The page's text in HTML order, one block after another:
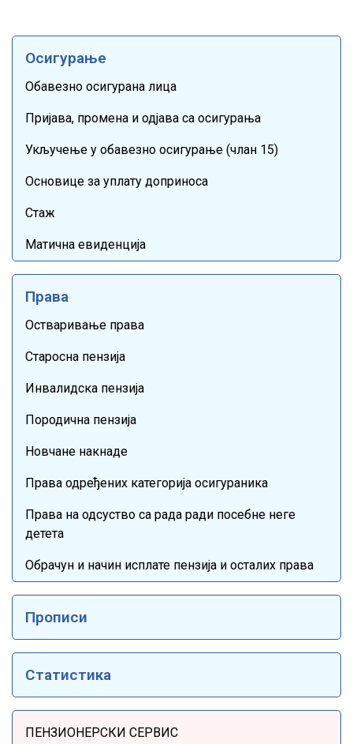
Осигурање
Обавезно осигурана лица
Пријава, промена и одјава са осигурања
Укључење у обавезно осигурање (члан 15)
Основице за уплату доприноса
Стаж
Матична евиденција
Права
Остваривање права
Старосна пензија
Инвалидска пензија
Породична пензија
Новчане накнаде
Права одређених категорија осигураника
Права на одсуство са рада ради посебне неге
детета
Обрачун и начин исплате пензија и осталих права
Прописи
Статистика
ПЕНЗИОНЕРСКИ СЕРВИС